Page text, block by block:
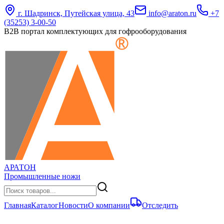
г. Шадринск, Путейская улица, 43 info@araton.ru
+7
(35253) 3-00-50
B2B портал комплектующих для гофрооборудования
АРАТОН
Промышленные ножи
ГлавнаяКаталогНовостиО компании Отследить